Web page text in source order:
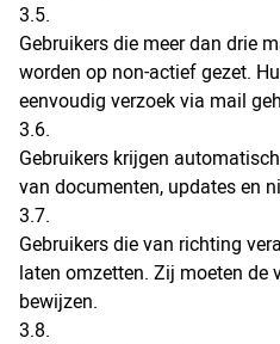
3.5.
Gebruikers die meer dan drie
worden op non-actief gezet.
eenvoudig verzoek via mail
3.6.
Gebruikers krijgen
van documenten, updates en
3.7.
Gebruikers die van richting
laten omzetten. Zij moeten de
bewijzen.
3.8.